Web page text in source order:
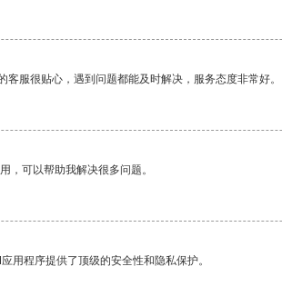
客服很贴心，遇到问题都能及时解决，服务态度非常好。
，可以帮助我解决很多问题。
用程序提供了顶级的安全性和隐私保护。